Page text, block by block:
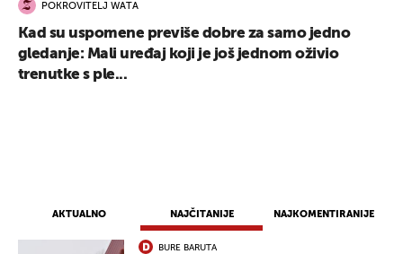
AKTUALNO NAJČITANIJE NAJKOMENTIRANIJE
BURE BARUTA
POKROVITELJ WATA
Kad su uspomene previše dobre za samo jedno
gledanje: Mali uređaj koji je još jednom oživio
trenutke s ple...